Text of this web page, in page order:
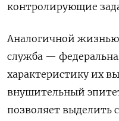
контролирующие
Аналогичной
служба —
характеристику их
внушительный
позволяет выделить